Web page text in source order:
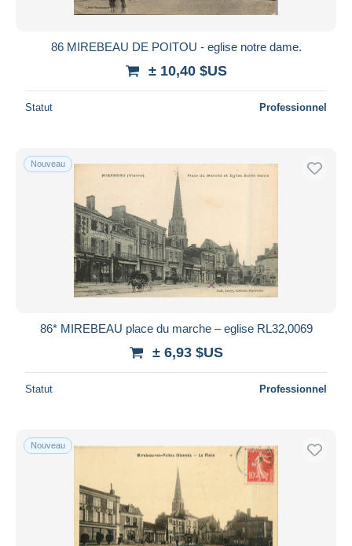
86 MIREBEAU DE POITOU - eglise notre dame.
± 10,40 $US
Statut Professionnel
Nouveau
86* MIREBEAU place du marche – eglise RL32,0069
± 6,93 $US
Statut Professionnel
Nouveau